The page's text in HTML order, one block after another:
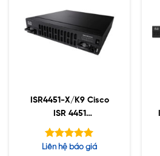
ISR4451-X/K9 Cisco
ISR 4451
(4GE,3NIM,2SM,8G
Được xếp
Liên hệ báo giá